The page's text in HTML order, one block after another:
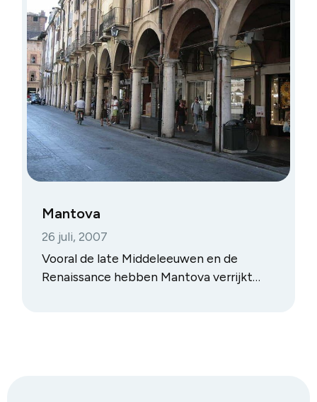
Mantova
26 juli, 2007
Vooral de late Middeleeuwen en de
Renaissance hebben Mantova verrijkt